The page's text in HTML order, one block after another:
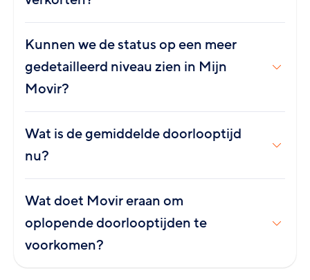
Kunnen we de status op een meer
gedetailleerd niveau zien in Mijn
Movir?
Wat is de gemiddelde doorlooptijd
nu?
Wat doet Movir eraan om
oplopende doorlooptijden te
voorkomen?